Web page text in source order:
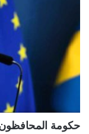
حكومة المحافظون